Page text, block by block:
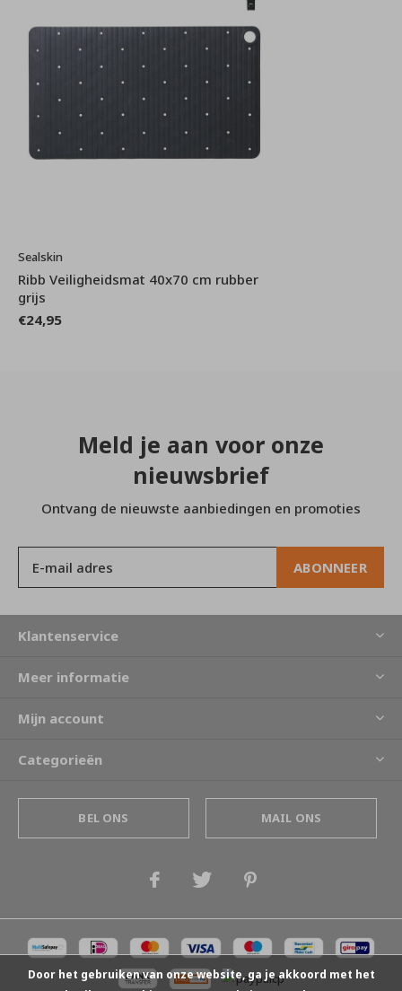
Sealskin
Ribb Veiligheidsmat 40x70 cm rubber
grijs
€24,95
Meld je aan voor onze
nieuwsbrief
Ontvang de nieuwste aanbiedingen en promoties
ABONNEER
Klantenservice
Meer informatie
Mijn account
Categorieën
BEL ONS MAIL ONS
Door het gebruiken van onze website, ga je akkoord met het